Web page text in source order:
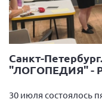
Санкт-
"ЛОГОПЕДИЯ" -
30 июля состоялось